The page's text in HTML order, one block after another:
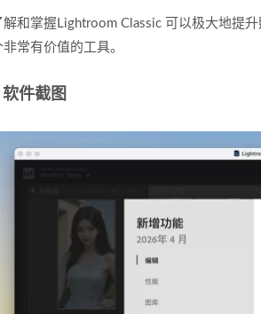
解和掌握Lightroom Classic 可以极大地提
非常有价值的工具。
软件截图